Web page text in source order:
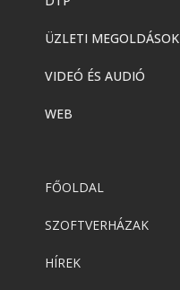
ÜZLETI MEGOLDÁSOK
VIDEÓ ÉS AUDIÓ
WEB
FŐOLDAL
SZOFTVERHÁZAK
HÍREK